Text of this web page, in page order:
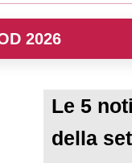
2026
Le 5
della